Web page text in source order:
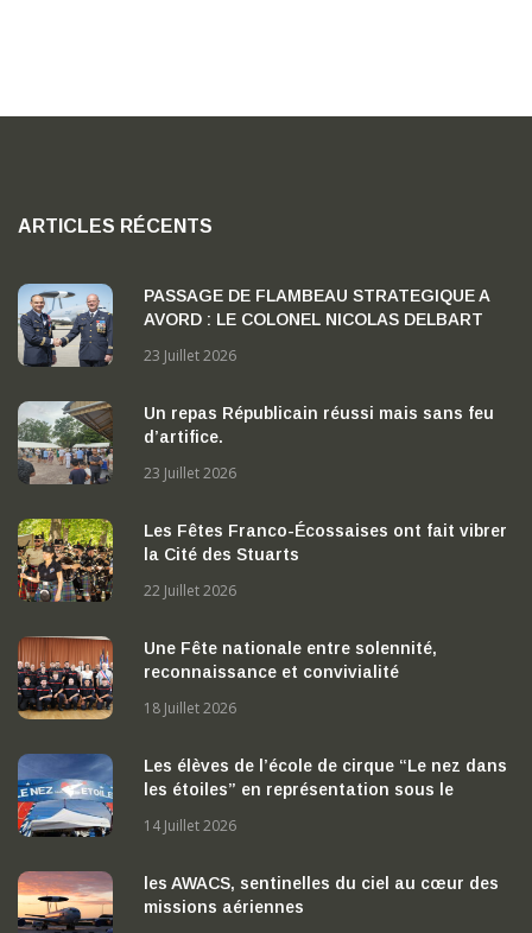
ARTICLES RÉCENTS
PASSAGE DE FLAMBEAU STRATEGIQUE A
AVORD : LE COLONEL NICOLAS DELBART
GEORGES MADON »
23 Juillet 2026
Un repas Républicain réussi mais sans feu
d’artifice.
23 Juillet 2026
Les Fêtes Franco-Écossaises ont fait vibrer
la Cité des Stuarts
22 Juillet 2026
Une Fête nationale entre solennité,
reconnaissance et convivialité
18 Juillet 2026
Les élèves de l’école de cirque “Le nez dans
les étoiles” en représentation sous le
14 Juillet 2026
les AWACS, sentinelles du ciel au cœur des
missions aériennes